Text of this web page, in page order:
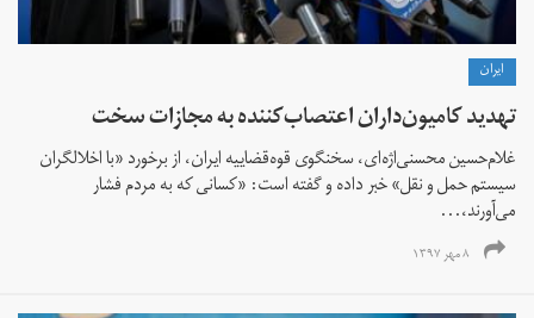
ايران
تهدید کامیون‌داران اعتصاب‌کننده به مجازات سخت
غلام‌حسین محسنی‌اژه‌ای، سخنگوی قوه‌قضاییه ایران، از برخورد «با اخلالگران
سیستم حمل و نقل» خبر داده و گفته است: «کسانی که به مردم فشار
می‌آورند،...
۸ مهر ۱۳۹۷